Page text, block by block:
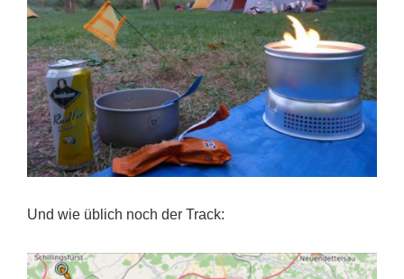
Und wie üblich noch der Track: